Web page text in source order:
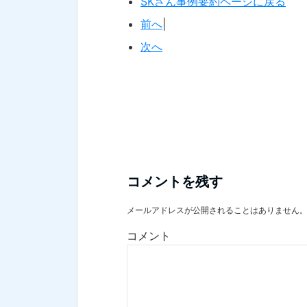
前へ
次へ
コメントを残す
メールアドレスが公開されることはありません。
コメント